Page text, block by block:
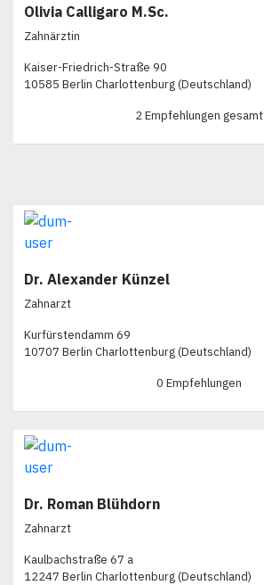
Olivia Calligaro M.Sc.
Zahnärztin
Kaiser-Friedrich-Straße 90
10585 Berlin Charlottenburg (Deutschland)
2 Empfehlungen gesamt
Dr. Alexander Künzel
Zahnarzt
Kurfürstendamm 69
10707 Berlin Charlottenburg (Deutschland)
0 Empfehlungen
Dr. Roman Blühdorn
Zahnarzt
Kaulbachstraße 67 a
12247 Berlin Charlottenburg (Deutschland)